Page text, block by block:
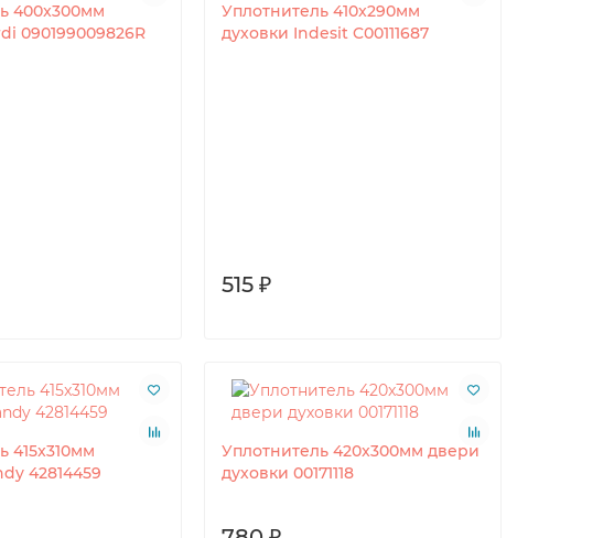
400x300мм
090199009826R
Уплотнитель 410x290мм
духовки Indesit C00111687
515 ₽
415x310мм
42814459
Уплотнитель 420x300мм двери
духовки 00171118